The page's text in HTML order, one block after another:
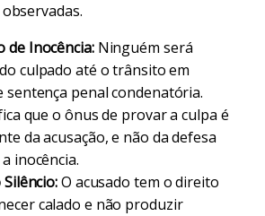
de Inocência:Ninguém será
culpado até o trânsito em
sentença penal condenatória.
que o ônus de provar a culpa é
da acusação, e não da defesa
inocência.
O acusado tem o direito
calado e não produzir